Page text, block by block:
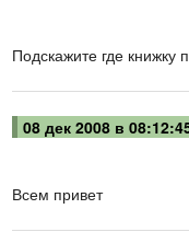
Подскажите где книжку
08 дек 2008 в
Всем привет